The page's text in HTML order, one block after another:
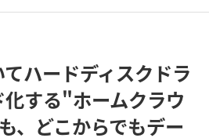
ハードディスクドラ
する"ホームクラウ
、どこからでもデー